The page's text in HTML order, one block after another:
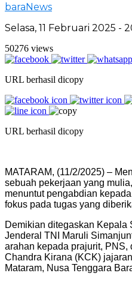
baraNews
Selasa, 11 Februari 2025 -
50276 views
URL berhasil dicopy
URL berhasil dicopy
MATARAM, (11/2/2025) –
sebuah pekerjaan yang
menuntut pengabdian
fokus pada tugas yang
Demikian ditegaskan Kepala
Jenderal TNI Maruli
arahan kepada prajurit, PNS,
Chandra Kirana (KCK)
Mataram, Nusa Tenggara